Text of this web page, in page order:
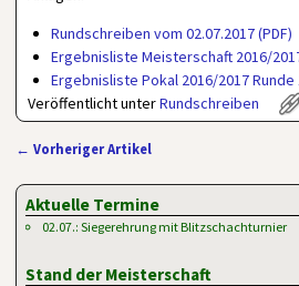
Rundschreiben vom 02.07.2017 (PDF)
Ergebnisliste Meisterschaft 2016/
Ergebnisliste Pokal 2016/2017 Runde
Veröffentlicht unterRundschreiben
← Vorheriger Artikel
Aktuelle Termine
02.07.: Siegerehrung mit Blitzschachturnier
Stand der Meisterschaft